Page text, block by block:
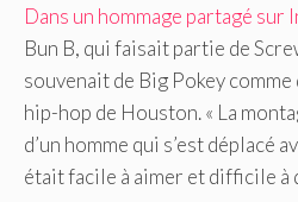
Dans un hommage partagé sur
Bun B, qui faisait partie de
souvenait de Big Pokey comme
hip-hop de Houston. « La
d’un homme qui s’est déplacé
était facile à aimer et difficile à